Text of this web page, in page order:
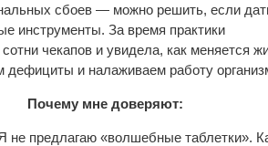
сбоев — можно решить, если
инструменты. За время практики
чекапов и увидела, как меняется
дефициты и налаживаем работу
Почему мне доверяют:
не предлагаю «волшебные таблетки».